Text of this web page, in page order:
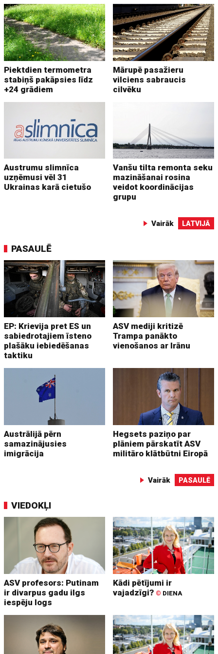
Piektdien termometra
stabiņš pakāpsies līdz
+24 grādiem
Mārupē pasažieru
vilciens sabraucis
cilvēku
Austrumu slimnīca
uzņēmusi vēl 31
Ukrainas karā cietušo
Vanšu tilta remonta seku
mazināšanai rosina
veidot koordinācijas
grupu
Vairāk LATVIJĀ
PASAULĒ
EP: Krievija pret ES un
sabiedrotajiem īsteno
plašāku iebiedēšanas
taktiku
ASV mediji kritizē
Trampa panākto
vienošanos ar Irānu
Austrālijā pērn
samazinājusies
imigrācija
Hegsets paziņo par
plāniem pārskatīt ASV
militāro klātbūtni Eiropā
Vairāk PASAULĒ
VIEDOKĻI
ASV profesors: Putinam
ir divarpus gadu ilgs
iespēju logs
Kādi pētījumi ir
vajadzīgi? © DIENA